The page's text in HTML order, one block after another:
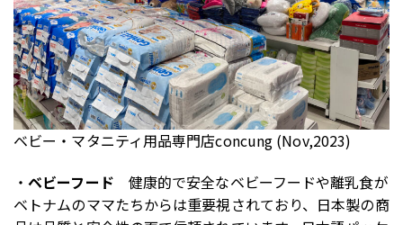
ベビー・マタニティ用品専門店concung (Nov,2023)
・ベビーフード 健康的で安全なベビーフードや離乳食が
ベトナムのママたちからは重要視されており、日本製の商